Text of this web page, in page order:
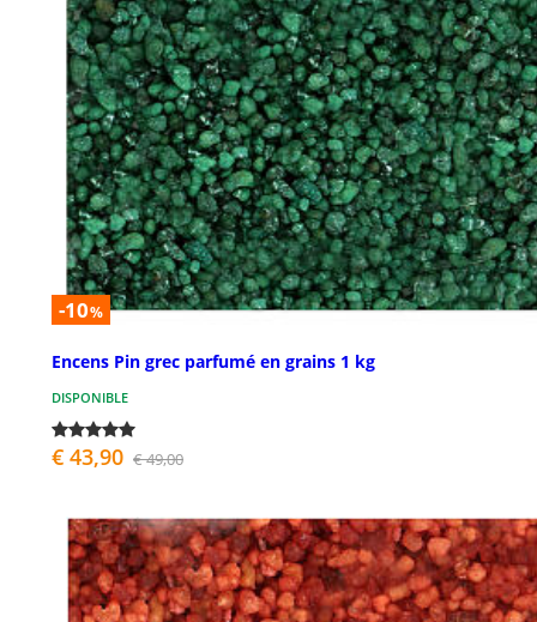
-10%
Encens Pin grec parfumé en grains 1 kg
DISPONIBLE
€ 43,90 € 49,00